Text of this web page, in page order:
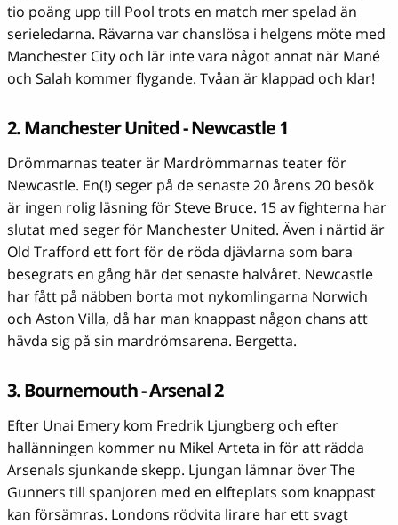
tio poäng upp till Pool trots en match mer spelad än
serieledarna. Rävarna var chanslösa i helgens möte med
Manchester City och lär inte vara något annat när Mané
och Salah kommer flygande. Tvåan är klappad och klar!
2. Manchester United - Newcastle 1
Drömmarnas teater är Mardrömmarnas teater för
Newcastle. En(!) seger på de senaste 20 årens 20 besök
är ingen rolig läsning för Steve Bruce. 15 av fighterna har
slutat med seger för Manchester United. Även i närtid är
Old Trafford ett fort för de röda djävlarna som bara
besegrats en gång här det senaste halvåret. Newcastle
har fått på näbben borta mot nykomlingarna Norwich
och Aston Villa, då har man knappast någon chans att
hävda sig på sin mardrömsarena. Bergetta.
3. Bournemouth - Arsenal 2
Efter Unai Emery kom Fredrik Ljungberg och efter
hallänningen kommer nu Mikel Arteta in för att rädda
Arsenals sjunkande skepp. Ljungan lämnar över The
Gunners till spanjoren med en elfteplats som knappast
kan försämras. Londons rödvita lirare har ett svagt